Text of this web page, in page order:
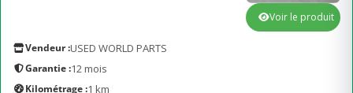
Vendeur :USED WORLD PARTS
Garantie :12 mois
Kilométrage :1 km
Voir le produit